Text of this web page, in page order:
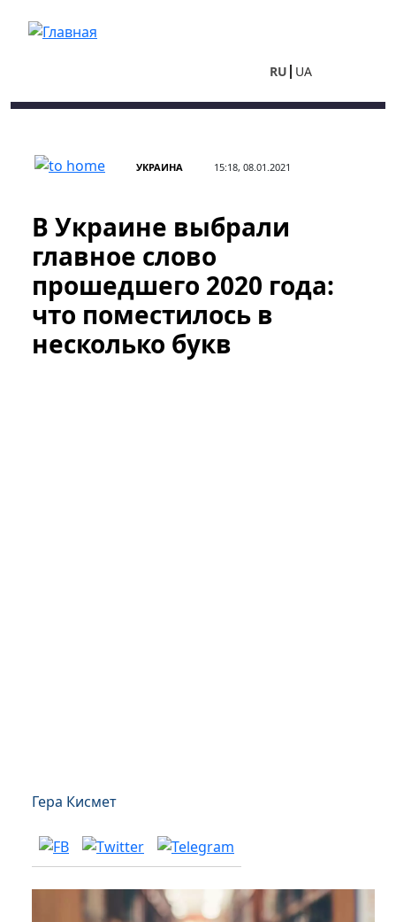
RU UA
УКРАИНА 15:18, 08.01.2021
В Украине выбрали
главное слово
прошедшего 2020 года:
что поместилось в
несколько букв
Гера Кисмет